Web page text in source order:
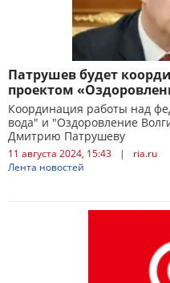
Патрушев будет
проектом
Координация работы над
вода" и "Оздоровление
Дмитрию Патрушеву
11 августа 2024, 15:43 |
ria.ru
Лента новостей